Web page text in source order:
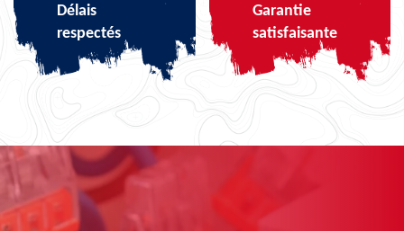
Délais
respectés
Garantie
satisfaisante